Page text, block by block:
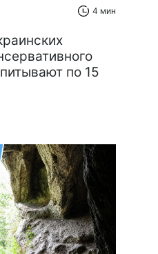
4 мин
по 15